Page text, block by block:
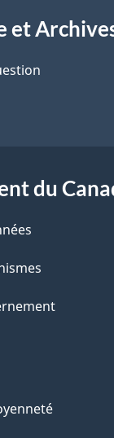
et
du